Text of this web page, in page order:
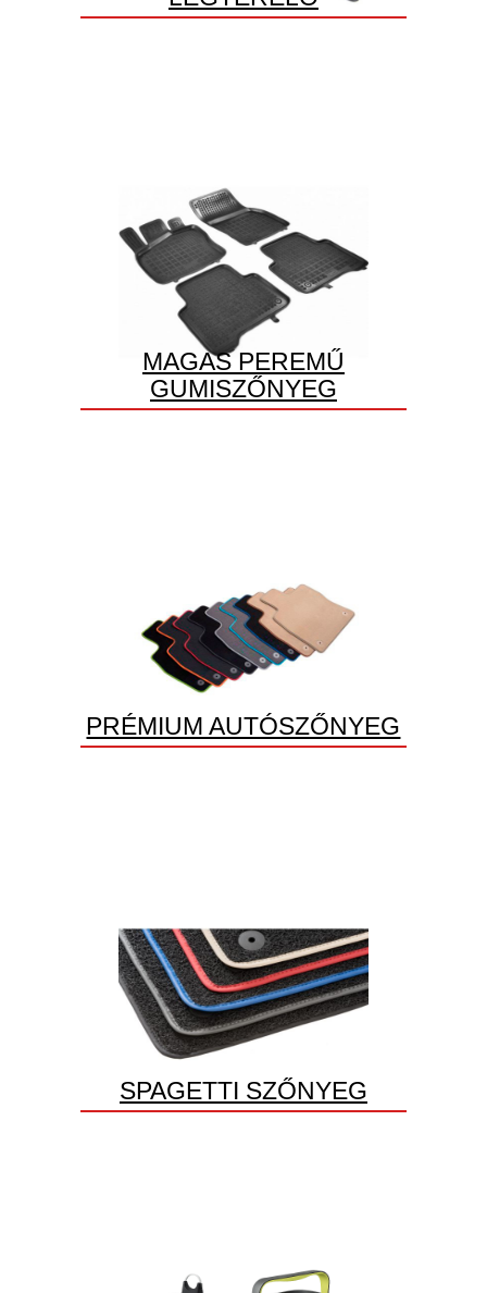
MAGAS PEREMŰ
GUMISZŐNYEG
PRÉMIUM AUTÓSZŐNYEG
SPAGETTI SZŐNYEG